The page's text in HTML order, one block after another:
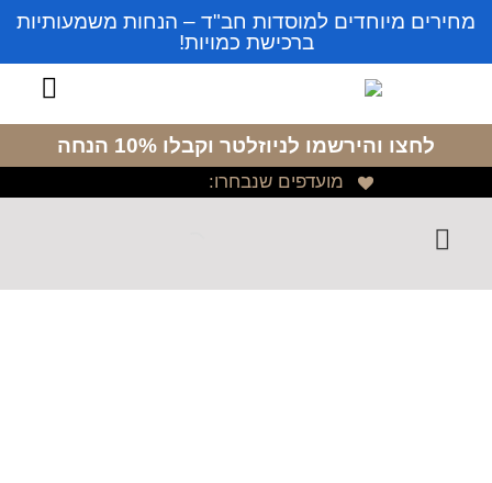
מחירים מיוחדים למוסדות חב"ד – הנחות משמעותיות
ברכישת כמויות!
לחצו והירשמו לניוזלטר וקבלו 10% הנחה
מועדפים שנבחרו: